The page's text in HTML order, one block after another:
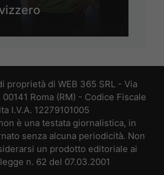
proprietà di WEB 365 SRL - Via
Roma (RM) - Codice Fiscale
I.V.A. 12279101005
è una testata giornalistica, in
senza alcuna periodicità. Non
un prodotto editoriale ai
n. 62 del 07.03.2001